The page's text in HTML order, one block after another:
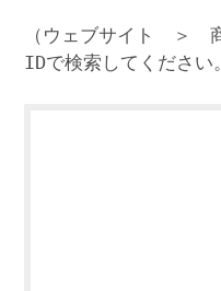
（ウェブサイト ＞
IDで検索してください